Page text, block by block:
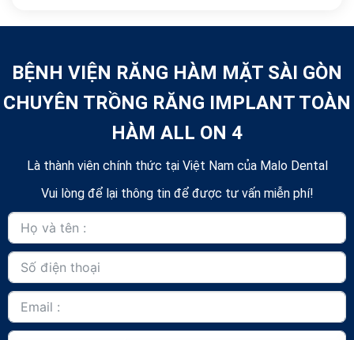
BỆNH VIỆN RĂNG HÀM MẶT SÀI GÒN
CHUYÊN TRỒNG RĂNG IMPLANT TOÀN
HÀM ALL ON 4
Là thành viên chính thức tại Việt Nam của Malo Dental
Vui lòng để lại thông tin để được tư vấn miễn phí!